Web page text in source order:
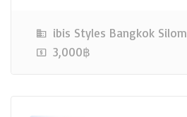
ibis Styles Bangkok Silom
3,000฿